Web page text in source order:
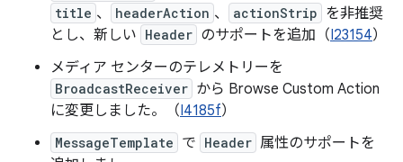
title 、 headerAction 、 actionStrip を非推奨
とし、新しい Header のサポートを追加（I23154）
メディア センターのテレメトリーを
BroadcastReceiver から Browse Custom Action
に変更しました。（I4185f）
MessageTemplate で Header 属性のサポートを